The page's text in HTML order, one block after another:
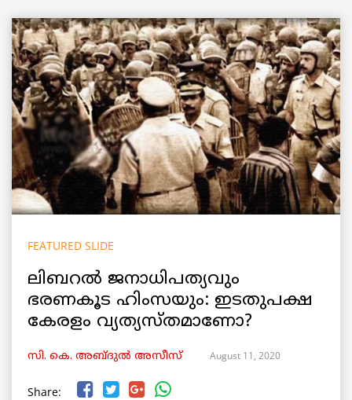
FEATURED SLIDE
ലിബറൽ ജനാധിപത്യവും
ഭരണകൂട ഹിംസയും: ഇടതുപക്ഷ
കേരളം വ്യത്യസ്തമാണോ?
സി. കെ. അബ്ദുൽ അസീസ് August 11, 2020
Share: